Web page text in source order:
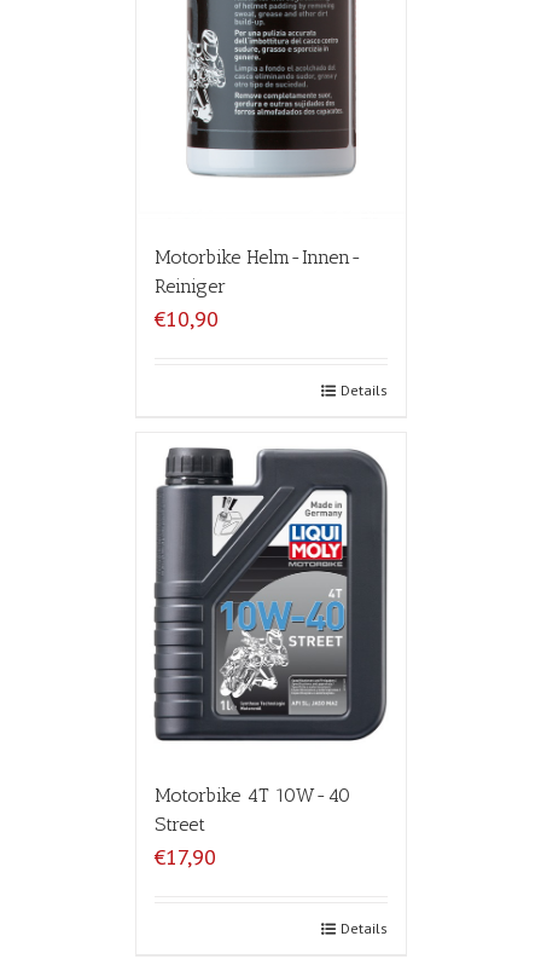
Motorbike Helm-Innen-
Reiniger
€10,90
Details
Motorbike 4T 10W-40
Street
€17,90
Details